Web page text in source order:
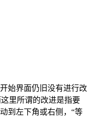
始界面仍旧没有进行改
里所谓的改进是指要
到左下角或右侧，“等